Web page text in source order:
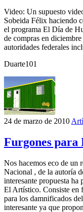
Video: Un supuesto
Sobeida Félix haciendo
el programa El Día de
de compras en
autoridades federales
Duarte101
24 de marzo de 2010
Furgones
Nos hacemos eco de un
Nacional , de la autoría
interesante propuesta ha
El Artístico. Consiste en
para los damnificados
interesante ya que